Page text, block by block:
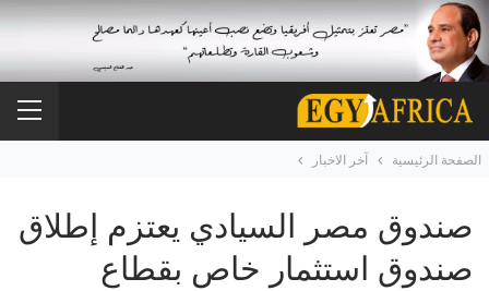
الصفحة الرئيسية آخر الاخبار
صندوق مصر السيادي يعتزم إطلاق
صندوق استثمار خاص بقطاع